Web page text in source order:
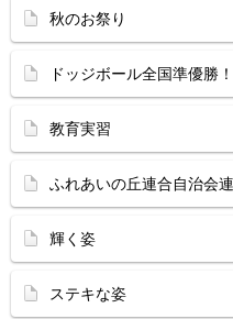
秋のお祭り
ドッジボール全国準優勝！
教育実習
ふれあいの丘連合自治会
輝く姿
ステキな姿